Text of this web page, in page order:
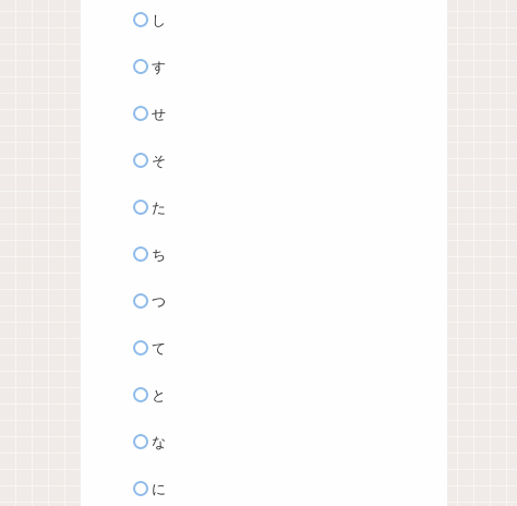
し
す
せ
そ
た
ち
つ
て
と
な
に